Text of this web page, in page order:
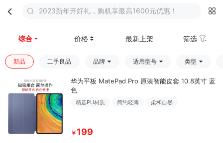
2023新年开好礼，购机享最高1600元优惠！
综合 价格 最新上架 筛选
新品 二手良品 品牌 适用型号 类型
华为平板 MatePad Pro 原装智能皮套 10.8英寸 蓝
色
精选PU材质 简约轻薄 柔和自然
￥ 199